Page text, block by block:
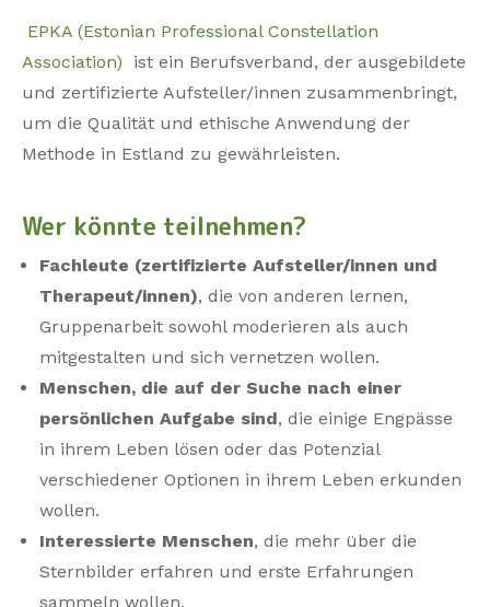
EPKA (Estonian Professional Constellation
Association)
ist ein Berufsverband, der ausgebildete
und zertifizierte Aufsteller/innen zusammenbringt,
um die Qualität und ethische Anwendung der
Methode in Estland zu gewährleisten.
Wer könnte teilnehmen?
Fachleute (zertifizierte Aufsteller/innen und
Therapeut/innen), die von anderen lernen,
Gruppenarbeit sowohl moderieren als auch
mitgestalten und sich vernetzen wollen.
Menschen, die auf der Suche nach einer
persönlichen Aufgabe sind, die einige Engpässe
in ihrem Leben lösen oder das Potenzial
verschiedener Optionen in ihrem Leben erkunden
wollen.
Interessierte Menschen, die mehr über die
Sternbilder erfahren und erste Erfahrungen
sammeln wollen.